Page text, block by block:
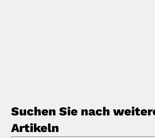
Suchen Sie nach
Artikeln